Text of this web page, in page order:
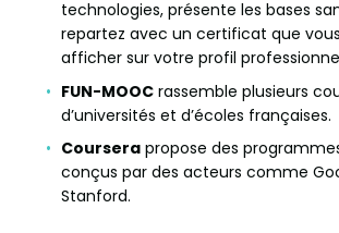
technologies, présente les bases
repartez avec un certificat que
afficher sur votre profil
FUN-MOOC rassemble plusieurs
d’universités et d’écoles françaises.
Coursera propose des
conçus par des acteurs comme
Stanford.